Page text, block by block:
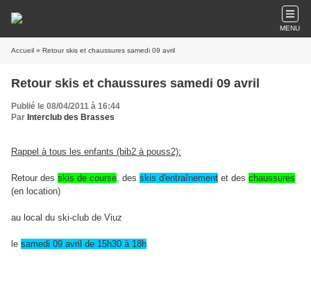
MENU
Accueil » Retour skis et chaussures samedi 09 avril
Retour skis et chaussures samedi 09 avril
Publié le 08/04/2011 à 16:44
Par Interclub des Brasses
Rappel à tous les enfants (bib2 à pouss2):
Retour des skis de course, des skis d'entraînement et des chaussures
(en location)
au local du ski-club de Viuz
le samedi 09 avril de 15h30 à 18h